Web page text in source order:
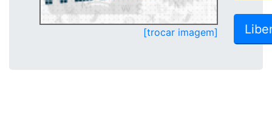
[trocar imagem]